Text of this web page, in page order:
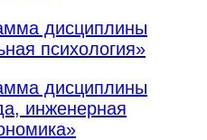
дисциплины
психология»
дисциплины
инженерная